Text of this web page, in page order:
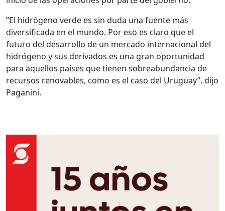
“El hidrógeno verde es sin duda una fuente más
diversificada en el mundo. Por eso es claro que el
futuro del desarrollo de un mercado internacional del
hidrógeno y sus derivados es una gran oportunidad
para aquellos países que tienen sobreabundancia de
recursos renovables, como es el caso del Uruguay”, dijo
Paganini.